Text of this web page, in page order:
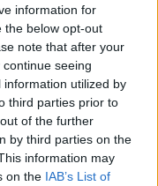
information for
the below opt-out
note that after your
seeing
utilized by
third parties prior to
of the further
by third parties on the
information may
on the IAB’s List of